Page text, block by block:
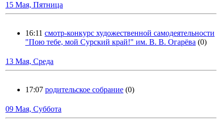
15 Мая, Пятница
16:11 смотр-конкурс художественной самодеятельности
"Пою тебе, мой Сурский край!" им. В. В. Огарёва (0)
13 Мая, Среда
17:07 родительское собрание (0)
09 Мая, Суббота